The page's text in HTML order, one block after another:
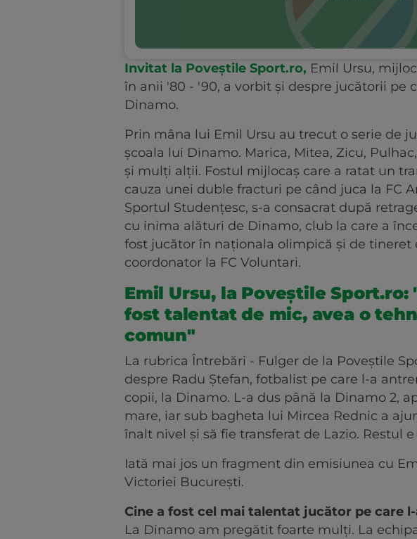
Invitat la Poveștile Sport.ro, Emil Ursu,
în anii '80 - '90, a vorbit și despre jucătorii pe
Dinamo.
Prin mâna lui Emil Ursu au trecut o serie de
școala lui Dinamo. Marica, Mitea, Zicu,
și mulți alții. Fostul mijlocaș care a ratat un
cauza unei duble fracturi pe când juca la FC
Sportul Studențesc, s-a consacrat după
cu inima alături de Dinamo, club la care a
fost jucător în naționala olimpică și de tineret
coordonator la FC Voluntari.
Emil Ursu, la Poveștile Sport.ro:
fost talentat de mic, avea o
comun"
La rubrica Întrebări - Fulger de la Poveștile
despre Radu Ștefan, fotbalist pe care l-a
copii, la Dinamo. L-a dus până la Dinamo 2,
mare, iar sub bagheta lui Mircea Rednic a
înalt nivel și să fie transferat de Lazio. Restul e
Iată mai jos un fragment din emisiunea cu
Victoriei București.
Cine a fost cel mai talentat jucător pe care
La Dinamo am pregătit foarte mulți. La